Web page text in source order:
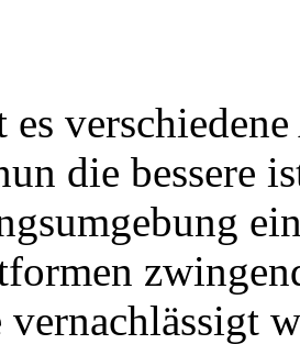
die bessere
vernachlässigt